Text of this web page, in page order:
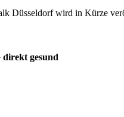
Düsseldorf wird in Kürze
gesund